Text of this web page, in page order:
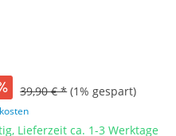
39,90 € * (1% gespart)
Lieferzeit ca. 1-3 Werktage